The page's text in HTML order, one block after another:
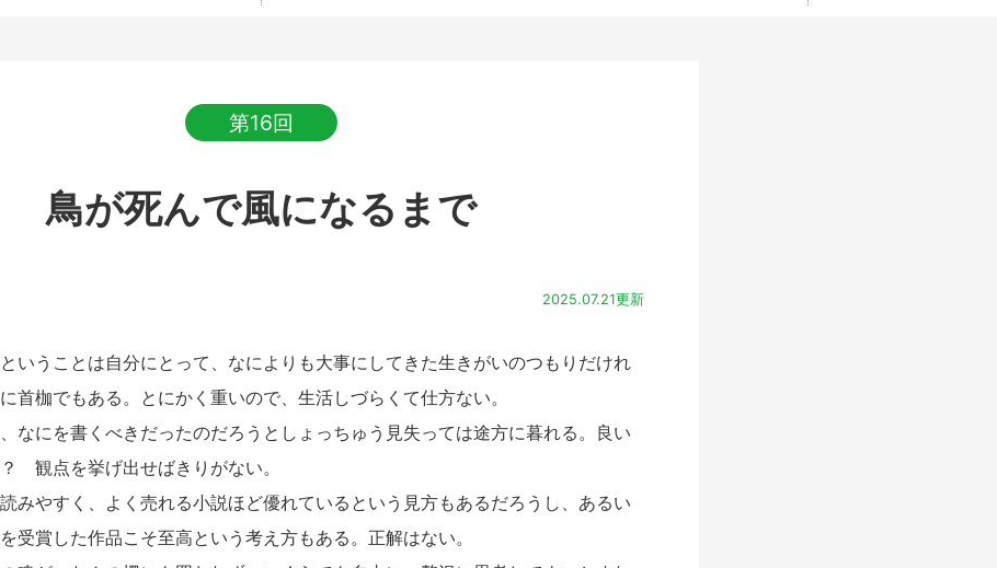
第16回
鳥が死んで風になるまで
2025.07.21更新
ということは自分にとって、なによりも大事にしてきた生きがいのつもりだけれ
首枷でもある。とにかく重いので、生活しづらくて仕方ない。
なにを書くべきだったのだろうとしょっちゅう見失っては途方に暮れる。良い
観点を挙げ出せばきりがない。
みやすく、よく売れる小説ほど優れているという見方もあるだろうし、あるい
受賞した作品こそ至高という考え方もある。正解はない。